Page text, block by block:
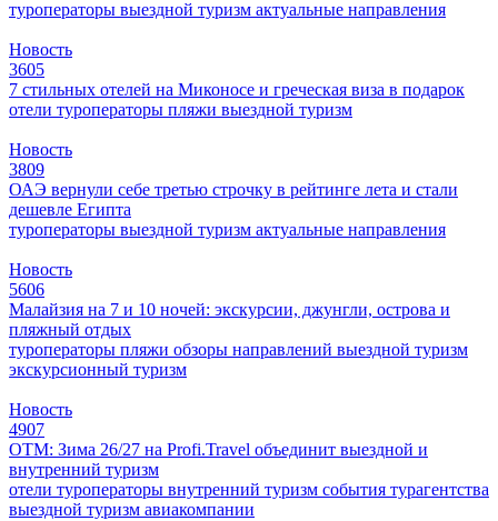
туроператоры выездной туризм актуальные направления
Новость
3605
7 стильных отелей на Миконосе и греческая виза в подарок
отели туроператоры пляжи выездной туризм
Новость
3809
ОАЭ вернули себе третью строчку в рейтинге лета и стали
дешевле Египта
туроператоры выездной туризм актуальные направления
Новость
5606
Малайзия на 7 и 10 ночей: экскурсии, джунгли, острова и
пляжный отдых
туроператоры пляжи обзоры направлений выездной туризм
экскурсионный туризм
Новость
4907
ОТМ: Зима 26/27 на Profi.Travel объединит выездной и
внутренний туризм
отели туроператоры внутренний туризм события турагентства
выездной туризм авиакомпании